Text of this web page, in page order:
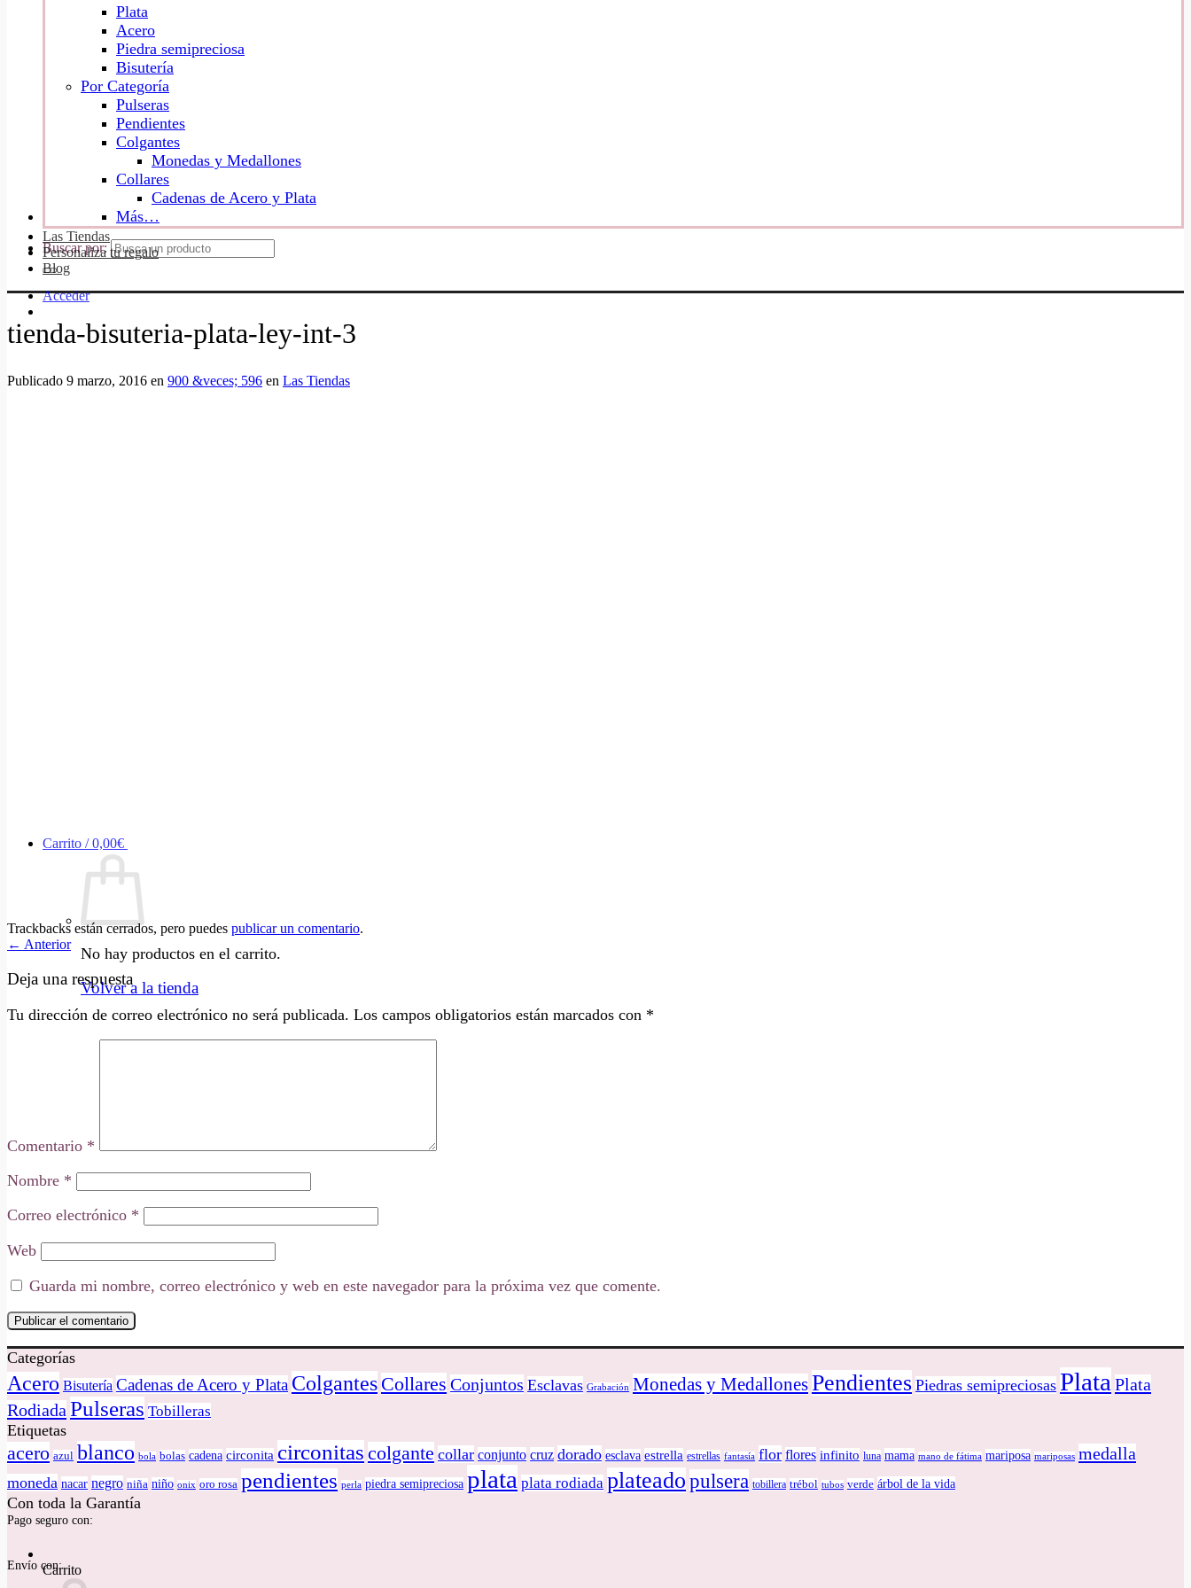
Buscar por:
Acceder
Carrito /0,00€
No hay productos en el carrito.
Volver a la tienda
Carrito
Plata
Acero
Piedra semipreciosa
Bisutería
Por Categoría
Pulseras
Pendientes
Colgantes
Monedas y Medallones
Collares
Cadenas de Acero y Plata
Más…
Las Tiendas
Personaliza tu regalo
Blog
tienda-bisuteria-plata-ley-int-3
Publicado 9 marzo, 2016 en 900 &veces; 596 en Las Tiendas
Trackbacks están cerrados, pero puedes publicar un comentario.
← Anterior
Deja una respuesta
Tu dirección de correo electrónico no será publicada. Los campos obligatorios están marcados con *
Comentario *
Nombre *
Correo electrónico *
Web
Guarda mi nombre, correo electrónico y web en este navegador para la próxima vez que comente.
Categorías
Acero Bisutería Cadenas de Acero y Plata Colgantes Collares Conjuntos Esclavas Grabación Monedas y MedallonesPendientes Piedras semipreciosas Plata Plata
Rodiada Pulseras Tobilleras
Etiquetas
acero azul blanco bola bolas cadena circonita circonitas colgante collar conjunto cruz dorado esclava estrella estrellas fantasía flor flores infinito luna mama mano de fátima mariposa mariposas medalla
moneda nacar negro niña niño onix oro rosa pendientes perla piedra semipreciosa plata plata rodiada plateadopulsera tobillera trébol tubos verde árbol de la vida
Con toda la Garantía
Pago seguro con:
Envío con: